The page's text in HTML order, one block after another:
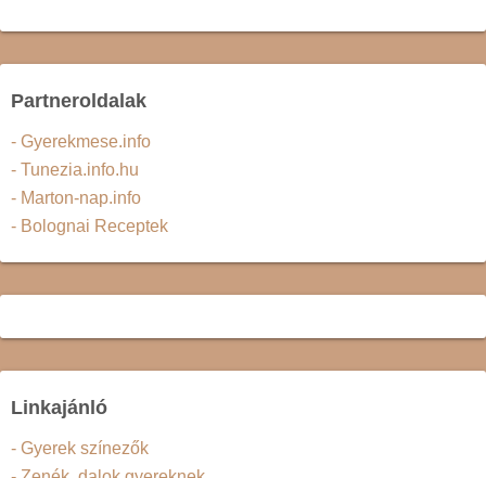
Partneroldalak
- Gyerekmese.info
- Tunezia.info.hu
- Marton-nap.info
- Bolognai Receptek
Linkajánló
- Gyerek színezők